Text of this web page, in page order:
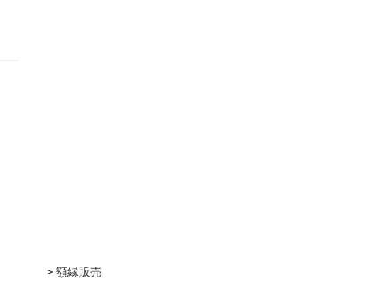
額縁販売